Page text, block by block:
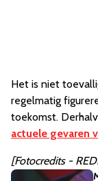
Het is niet
regelmatig
toekomst.
actuele gevaren
[Fotocredits -